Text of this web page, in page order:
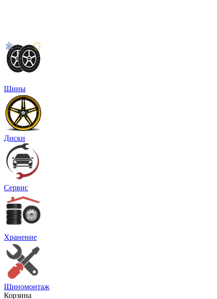
Шины
Диски
Сервис
Хранение
Шиномонтаж
Корзина